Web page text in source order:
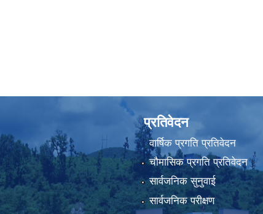
प्रतिवेदन
वार्षिक प्रगति प्रतिवेदन
चौमासिक प्रगति प्रतिवेदन
सार्वजनिक सुनुवाई
सार्वजनिक परीक्षण